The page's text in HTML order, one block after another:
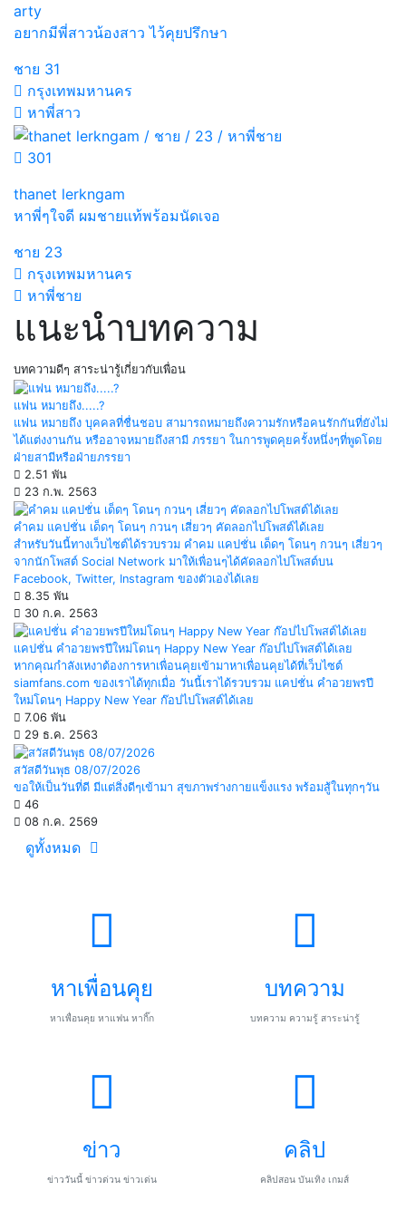
arty
อยากมีพี่สาวน้องสาว ไว้คุยปรึกษา
ชาย 31
กรุงเทพมหานคร
หาพี่สาว
301
thanet lerkngam
หาพี่ๆใจดี ผมชายแท้พร้อมนัดเจอ
ชาย 23
กรุงเทพมหานคร
หาพี่ชาย
แนะนำบทความ
บทความดีๆ สาระน่ารู้เกี่ยวกับเพื่อน
แฟน หมายถึง.....?
แฟน หมายถึง บุคคลที่ชื่นชอบ สามารถหมายถึงความรักหรือคนรักกันที่ยังไม่
ได้แต่งงานกัน หรืออาจหมายถึงสามี ภรรยา ในการพูดคุยครั้งหนึ่งๆที่พูดโดย
ฝ่ายสามีหรือฝ่ายภรรยา
2.51 พัน
23 ก.พ. 2563
คำคม แคปชั่น เด็ดๆ โดนๆ กวนๆ เสี่ยวๆ คัดลอกไปโพสต์ได้เลย
สำหรับวันนี้ทางเว็บไซต์ได้รวบรวม คำคม แคปชั่น เด็ดๆ โดนๆ กวนๆ เสี่ยวๆ
จากนักโพสต์ Social Network มาให้เพื่อนๆได้คัดลอกไปโพสต์บน
Facebook, Twitter, Instagram ของตัวเองได้เลย
8.35 พัน
30 ก.ค. 2563
แคปชั่น คำอวยพรปีใหม่โดนๆ Happy New Year ก๊อปไปโพสต์ได้เลย
หากคุณกำลังเหงาต้องการหาเพื่อนคุยเข้ามาหาเพื่อนคุยได้ที่เว็บไซต์
siamfans.com ของเราได้ทุกเมื่อ วันนี้เราได้รวบรวม แคปชั่น คำอวยพรปี
ใหม่โดนๆ Happy New Year ก๊อปไปโพสต์ได้เลย
7.06 พัน
29 ธ.ค. 2563
สวัสดีวันพุธ 08/07/2026
ขอให้เป็นวันที่ดี มีแต่สิ่งดีๆเข้ามา สุขภาพร่างกายแข็งแรง พร้อมสู้ในทุกๆวัน
46
08 ก.ค. 2569
ดูทั้งหมด
หาเพื่อนคุย
หาเพื่อนคุย หาแฟน หากิ๊ก
บทความ
บทความ ความรู้ สาระน่ารู้
ข่าว
ข่าววันนี้ ข่าวด่วน ข่าวเด่น
คลิป
คลิปสอน บันเทิง เกมส์